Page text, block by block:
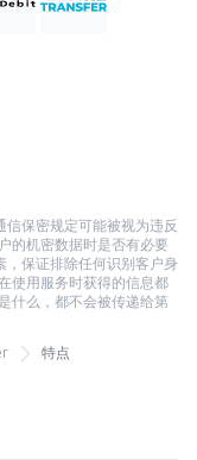
保密规定可能被视为违反
的机密数据时是否有必要
保证排除任何识别客户身
使用服务时获得的信息都
什么，都不会被传递给第
特点